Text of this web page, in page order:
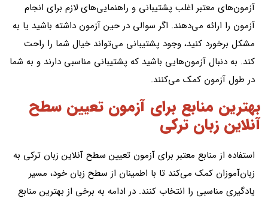
آزمون‌های معتبر اغلب پشتیبانی و راهنمایی‌های لازم برای انجام
آزمون را ارائه می‌دهند. اگر سوالی در حین آزمون داشته باشید یا به
مشکل برخورد کنید، وجود پشتیبانی می‌تواند خیال شما را راحت
کند. به دنبال آزمون‌هایی باشید که پشتیبانی مناسبی دارند و به شما
در طول آزمون کمک می‌کنند.
بهترین منابع برای آزمون تعیین سطح
آنلاین زبان ترکی
استفاده از منابع معتبر برای آزمون تعیین سطح آنلاین زبان ترکی به
زبان‌آموزان کمک می‌کند تا با اطمینان از سطح زبان خود، مسیر
یادگیری مناسبی را انتخاب کنند. در ادامه به برخی از بهترین منابع